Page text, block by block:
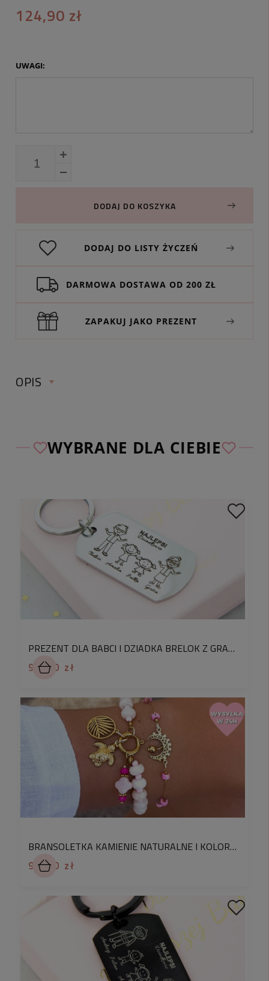
124,90 zł
UWAGI:
DODAJ DO KOSZYKA
DODAJ DO LISTY ŻYCZEŃ
DARMOWA DOSTAWA OD 200 ZŁ
ZAPAKUJ JAKO PREZENT
OPIS
wymiary zawieszki
2,1 cm x 2,1 cm
kolor:
stal chirurgiczna 316L
prosimy o przesłanie zdjęcia w odpowiedzi na
maila potwierdzającego złożenie zamówienia
- im wyższa jakość zdjęcia tym bardziej
nasze grawery nie wycierają się, nie blakną,
nie zmieniają koloru - objęte są
gwarancją
prezentowego. Jeśli chcesz je dodać, wybierz
w koszyku opcję „zapakuj jako prezent”.
Są relacje, które nie potrzebują słów.
Personalizowany brelok dla babci w kształcie
serca
to subtelna, osobista pamiątka, która
każdego dnia przypomina o miłości, bliskości i więzi
z wnukami. To niewielki przedmiot, ale o ogromnym
Forma serca nie jest tu symbolem przypadkowym.
Podkreśla emocje, troskę i ciepło, które naturalnie
krzyczy formą – pozwala mówić wspomnieniom.
SPECYFIKACJA PRODUKTU
Brelok wykonany jest z wysokiej jakości stali
szlachetnej 316L w złotym kolorze, odpornej na
ścieranie i codzienne użytkowanie. Gładka,
WYBRANE DLA CIEBIE
PREZENT DLA BABCI I DZIADKA BRELOK Z GRAWEREM WASZEJ RODZINY IMIONA WNUKÓW
99,90 zł
BRANSOLETKA KAMIENIE NATURALNE I KOLOROWE KORALIKI LETNIA BEŻOWA BAZA DO ZAWIESZEK
99,90 zł